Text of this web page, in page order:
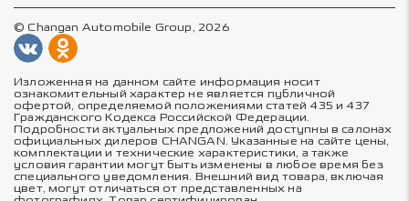
© Changan Automobile Group, 2026
Изложенная на данном сайте информация носит
ознакомительный характер не является публичной
офертой, определяемой положениями статей 435 и 437
Гражданского Кодекса Российской Федерации.
Подробности актуальных предложений доступны в салонах
официальных дилеров CHANGAN. Указанные на сайте цены,
комплектации и технические характеристики, а также
условия гарантии могут быть изменены в любое время без
специального уведомления. Внешний вид товара, включая
цвет, могут отличаться от представленных на